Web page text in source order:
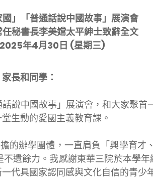
國」「普通話說中國故事」展演會
秘書長李美嫦太平紳士致辭全文
2025年4月30日 (星期三)
長和同學：
中國故事」展演會，和大家聚首
生動的愛國主義教育課。
辦學團體，一直肩負「興學育才
遺餘力。我感謝東華三院於本學
代具國家認同感與文化自信的青少